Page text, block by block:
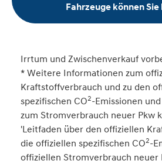
Fahrzeuge können Sie
Irrtum und Zwischenverkauf
* Weitere Informationen zum
Kraftstoffverbrauch und zu den
spezifischen CO2-Emissionen
zum Stromverbrauch neuer Pkw
'Leitfaden über den offiziellen
die offiziellen spezifischen CO2-
offiziellen Stromverbrauch neuer